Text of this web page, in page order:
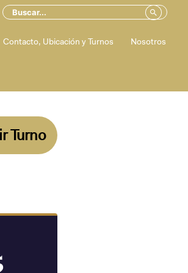
Contacto, Ubicación y Turnos Nosotros
Buscar
por:
Buscar
Turno